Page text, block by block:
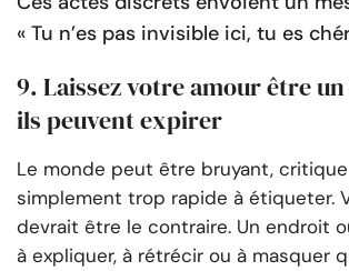
« Tu n’es pas invisible ici, tu es
9. Laissez votre amour être
ils peuvent expirer
Le monde peut être bruyant,
simplement trop rapide à étiqueter.
devrait être le contraire. Un endroit
à expliquer, à rétrécir ou à masquer